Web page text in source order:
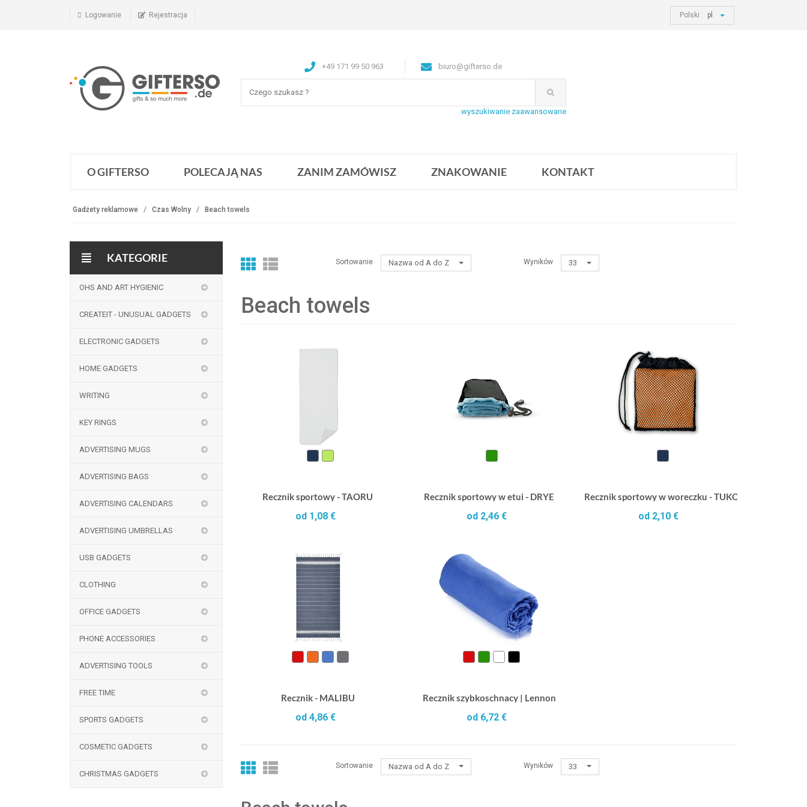
Logowanie Rejestracja Polski : pl
+49 171 99 50 963 biuro@gifterso.de
wyszukiwanie zaawansowane
O GIFTERSO POLECAJĄ NAS ZANIM ZAMÓWISZ ZNAKOWANIE KONTAKT
Gadżety reklamowe Czas Wolny Beach towels
KATEGORIE
OHS AND ART HYGIENIC
CREATEIT - UNUSUAL GADGETS
ELECTRONIC GADGETS
HOME GADGETS
WRITING
KEY RINGS
ADVERTISING MUGS
ADVERTISING BAGS
ADVERTISING CALENDARS
ADVERTISING UMBRELLAS
USB GADGETS
CLOTHING
OFFICE GADGETS
PHONE ACCESSORIES
ADVERTISING TOOLS
FREE TIME
SPORTS GADGETS
COSMETIC GADGETS
CHRISTMAS GADGETS
Sortowanie Nazwa od A do Z Wyników 33
Beach towels
Recznik sportowy - TAORU
od 1,08 €
Recznik sportowy w etui - DRYE
od 2,46 €
Recznik sportowy w woreczku - TUKO
od 2,10 €
Recznik - MALIBU
od 4,86 €
Recznik szybkoschnacy | Lennon
od 6,72 €
Sortowanie Nazwa od A do Z Wyników 33